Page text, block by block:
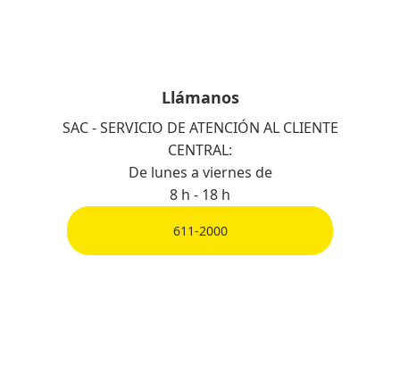
Llámanos
SAC - SERVICIO DE ATENCIÓN AL CLIENTE
CENTRAL:
De lunes a viernes de
8 h - 18 h
611-2000